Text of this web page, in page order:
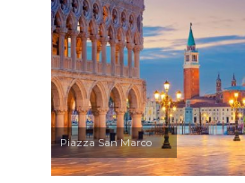
Piazza San Marco